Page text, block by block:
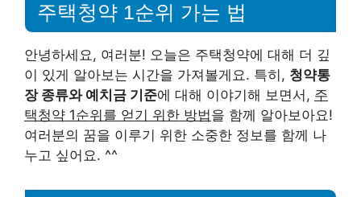
주택청약 1순위 가는 법
안녕하세요, 여러분! 오늘은 주택청약에 대해 더 깊
이 있게 알아보는 시간을 가져볼게요. 특히, 청약통
장 종류와 예치금 기준에 대해 이야기해 보면서, 주
택청약 1순위를 얻기 위한 방법을 함께 알아보아요!
여러분의 꿈을 이루기 위한 소중한 정보를 함께 나
누고 싶어요. ^^